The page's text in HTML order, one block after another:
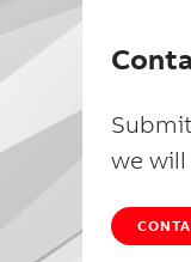
we